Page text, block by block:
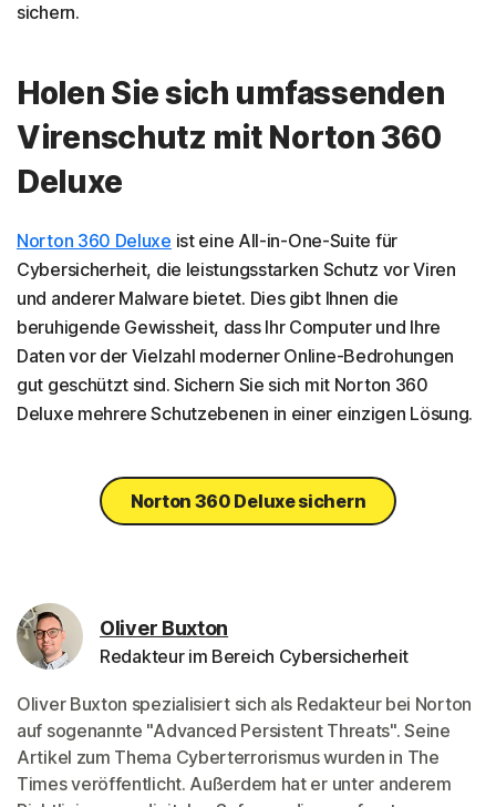
sichern.
Holen Sie sich umfassenden
Virenschutz mit Norton 360
Deluxe
Norton 360 Deluxe ist eine All-in-One-Suite für
Cybersicherheit, die leistungsstarken Schutz vor Viren
und anderer Malware bietet. Dies gibt Ihnen die
beruhigende Gewissheit, dass Ihr Computer und Ihre
Daten vor der Vielzahl moderner Online-Bedrohungen
gut geschützt sind. Sichern Sie sich mit Norton 360
Deluxe mehrere Schutzebenen in einer einzigen Lösung.
Norton 360 Deluxe sichern
Oliver Buxton
Redakteur im Bereich Cybersicherheit
Oliver Buxton spezialisiert sich als Redakteur bei Norton
auf sogenannte "Advanced Persistent Threats". Seine
Artikel zum Thema Cyberterrorismus wurden in The
Times veröffentlicht. Außerdem hat er unter anderem